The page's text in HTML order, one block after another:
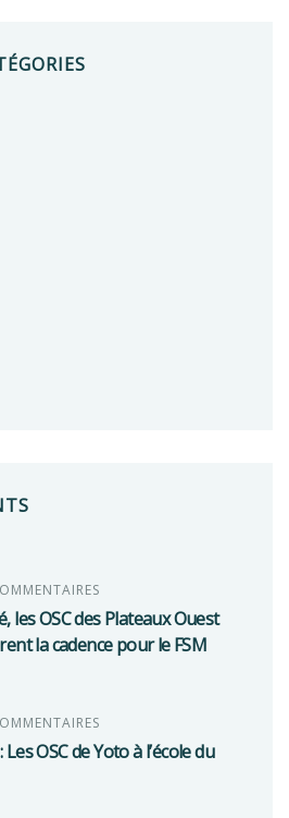
les OSC des Plateaux Ouest
la cadence pour le FSM
OSC de Yoto à l’école du